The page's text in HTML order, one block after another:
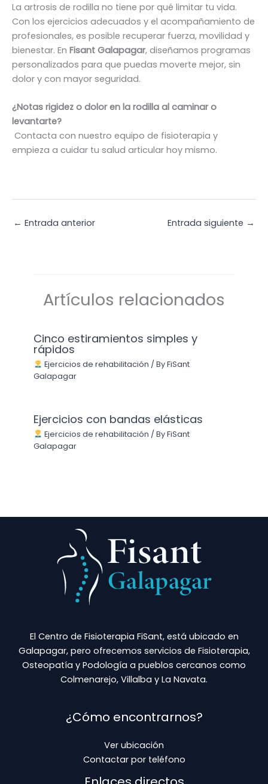
La artrosis de rodilla no tiene por qué limitar tu vida.
Con los ejercicios adecuados y el acompañamiento de
profesionales, es posible recuperar fuerza, movilidad y
bienestar. En Fisant Galapagar, diseñamos programas
personalizados para que puedas moverte mejor, sin
dolor y con mayor seguridad.
¿Notas rigidez o dolor en la rodilla al caminar o
levantarte?
Contacta con nuestro equipo de fisioterapia y
empieza a cuidar tu salud articular hoy mismo.
← Entrada anterior Entrada siguiente →
Artículos relacionados
Cinco estiramientos simples y
rápidos
Ejercicios de rehabilitación / ByFiSant
Galapagar
Ejercicios con bandas elásticas
Ejercicios de rehabilitación / ByFiSant
Galapagar
El Centro de Fisioterapia FiSant, está ubicado en
Galapagar, pero ofrecemos servicios de Fisioterapia,
Osteopatía y Podología a pueblos cercanos como
Colmenarejo, Villalba y La Navata.
¿Cómo encontrarnos?
Ver ubicación
Contactar por teléfono